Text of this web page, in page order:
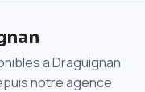
a Draguignan
notre agence